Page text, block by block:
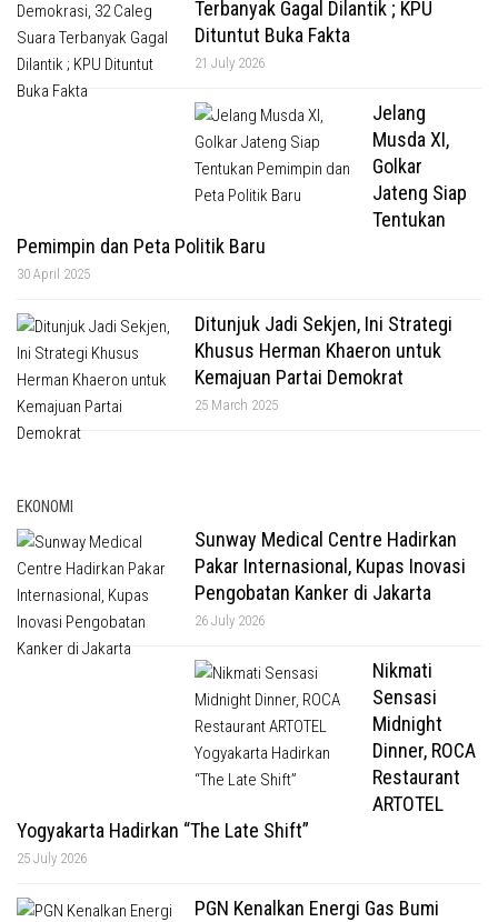
Terbanyak Gagal Dilantik ; KPU
Dituntut Buka Fakta
21 July 2026
Jelang
Musda XI,
Golkar
Jateng Siap
Tentukan
Pemimpin dan Peta Politik Baru
30 April 2025
Ditunjuk Jadi Sekjen, Ini Strategi
Khusus Herman Khaeron untuk
Kemajuan Partai Demokrat
25 March 2025
EKONOMI
Sunway Medical Centre Hadirkan
Pakar Internasional, Kupas Inovasi
Pengobatan Kanker di Jakarta
26 July 2026
Nikmati
Sensasi
Midnight
Dinner, ROCA
Restaurant
ARTOTEL
Yogyakarta Hadirkan “The Late Shift”
25 July 2026
PGN Kenalkan Energi Gas Bumi